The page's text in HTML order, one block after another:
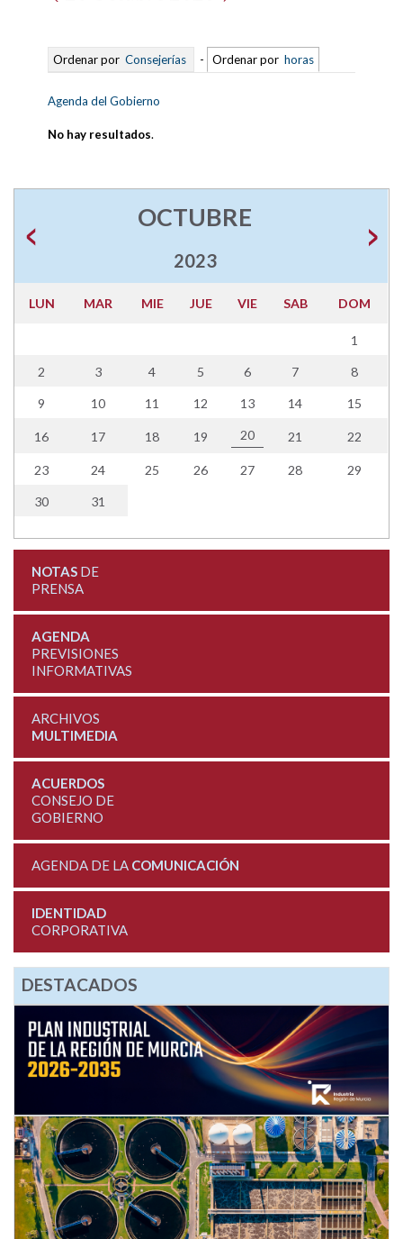
Ordenar por Consejerías - Ordenar por horas
Agenda del Gobierno
No hay resultados.
OCTUBRE
2023
LUN MAR MIE JUE VIE SAB DOM
1
2 3 4 5 6 7 8
9 10 11 12 13 14 15
16 17 18 19 20 21 22
23 24 25 26 27 28 29
30 31
NOTASDE
PRENSA
AGENDA
PREVISIONES
INFORMATIVAS
ARCHIVOS
MULTIMEDIA
ACUERDOS
CONSEJO DE
GOBIERNO
AGENDA DE LA COMUNICACIÓN
IDENTIDAD
CORPORATIVA
DESTACADOS